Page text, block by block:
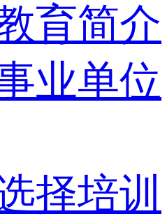
育简介
业单位
择培训